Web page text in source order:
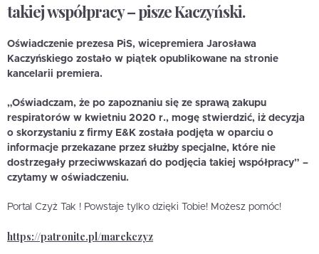
takiej współpracy – pisze Kaczyński.
Oświadczenie prezesa PiS, wicepremiera Jarosława
Kaczyńskiego zostało w piątek opublikowane na stronie
kancelarii premiera.
„Oświadczam, że po zapoznaniu się ze sprawą zakupu
respiratorów w kwietniu 2020 r., mogę stwierdzić, iż decyzja
o skorzystaniu z firmy E&K została podjęta w oparciu o
informacje przekazane przez służby specjalne, które nie
dostrzegały przeciwwskazań do podjęcia takiej współpracy” –
czytamy w oświadczeniu.
Portal Czyż Tak ! Powstaje tylko dzięki Tobie! Możesz pomóc!
https://patronite.pl/marekczyz